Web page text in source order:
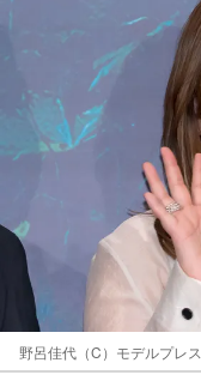
野呂佳代（C）モデルプレス